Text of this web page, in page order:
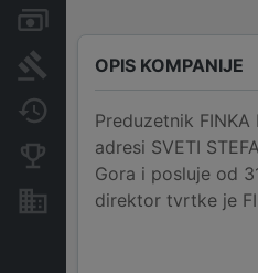
Arhiva sudskih objava
Promjene
Konkurentne kompanije
Nekretnine i imovina
OPIS KOMPANIJE
Preduzetnik
adresi SVETI
Gora i posluje od
direktor tvrtke je